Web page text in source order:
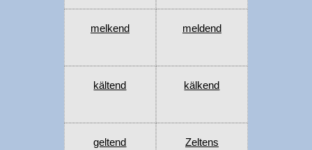
melkend meldend
kältend kälkend
geltend Zeltens